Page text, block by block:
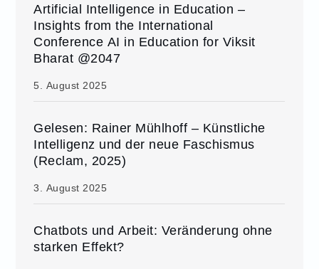
Artificial Intelligence in Education –
Insights from the International
Conference AI in Education for Viksit
Bharat @2047
5. August 2025
Gelesen: Rainer Mühlhoff – Künstliche
Intelligenz und der neue Faschismus
(Reclam, 2025)
3. August 2025
Chatbots und Arbeit: Veränderung ohne
starken Effekt?